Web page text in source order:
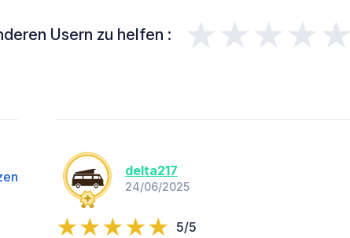
Usern zu helfen : ★★★★★
delta217
24/06/2025
5/5